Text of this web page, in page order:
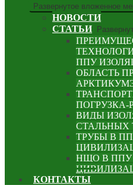
Развернутое вложенное
НОВОСТИ
СТАТЬИ
ППУ
ОБЛАСТЬ
ПОГРУЗКА-
ВИДЫ
СТАЛЬНЫХ
ТРУБЫ В
НЩО В ППУ
КОНТАКТЫ